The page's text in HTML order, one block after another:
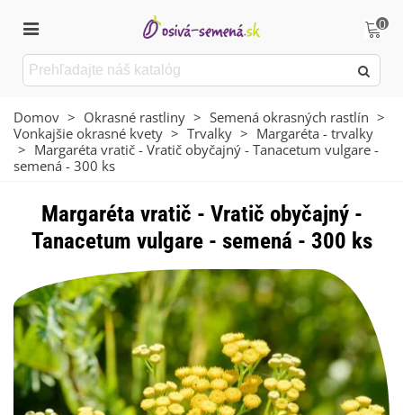
0
Domov > Okrasné rastliny > Semená okrasných rastlín >
Vonkajšie okrasné kvety > Trvalky > Margaréta - trvalky
> Margaréta vratič - Vratič obyčajný - Tanacetum vulgare -
semená - 300 ks
Margaréta vratič - Vratič obyčajný -
Tanacetum vulgare - semená - 300 ks